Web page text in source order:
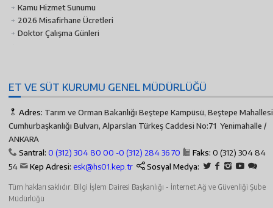
Kamu Hizmet Sunumu
2026 Misafirhane Ücretleri
Doktor Çalışma Günleri
ET VE SÜT KURUMU GENEL MÜDÜRLÜĞÜ
Adres: Tarım ve Orman Bakanlığı Beştepe Kampüsü, Beştepe
Cumhurbaşkanlığı Bulvarı, Alparslan Türkeş Caddesi No:71 Yenimahalle /
ANKARA
Santral: 0 (312) 304 80 00 -0 (312) 284 36 70 Faks: 0 (312) 304 84
54
Kep Adresi: esk@hs01.kep.tr Sosyal Medya:
Tüm hakları saklıdır. Bilgi İşlem Dairesi Başkanlığı - İnternet Ağ ve Güvenliği Şube
Müdürlüğü